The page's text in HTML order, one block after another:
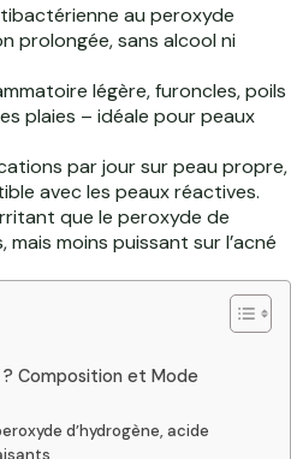
au peroxyde
prolongée, sans alcool ni
légère, furoncles, poils
plaies – idéale pour peaux
par jour sur peau propre,
avec les peaux réactives.
que le peroxyde de
moins puissant sur l’acné
? Composition et Mode
d’hydrogène, acide